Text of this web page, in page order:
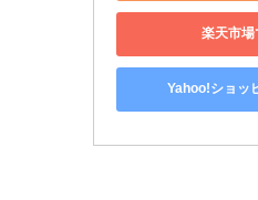
楽天市場
Yahoo!ショッ